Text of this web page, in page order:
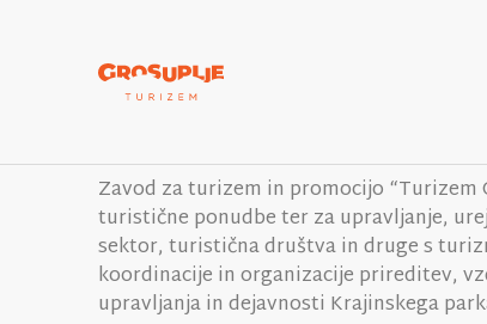
Zavod za turizem in promocijo
turistične ponudbe ter za upravljanje,
sektor, turistična društva in druge s
koordinacije in organizacije prireditev,
upravljanja in dejavnosti Krajinskega